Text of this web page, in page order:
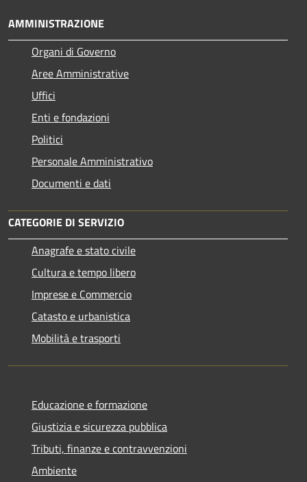
AMMINISTRAZIONE
Organi di Governo
Aree Amministrative
Uffici
Enti e fondazioni
Politici
Personale Amministrativo
Documenti e dati
CATEGORIE DI SERVIZIO
Anagrafe e stato civile
Cultura e tempo libero
Imprese e Commercio
Catasto e urbanistica
Mobilità e trasporti
Educazione e formazione
Giustizia e sicurezza pubblica
Tributi, finanze e contravvenzioni
Ambiente